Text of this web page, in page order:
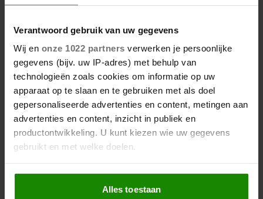
Verantwoord gebruik van uw gegevens
Wij en onze 1022 partners verwerken je persoonlijke
gegevens (bijv. uw IP-adres) met behulp van
technologieën zoals cookies om informatie op uw
apparaat op te slaan en te gebruiken met als doel
gepersonaliseerde advertenties en content, metingen aan
advertenties en content, inzicht in publiek en
productontwikkeling. U kunt kiezen wie uw gegevens
gebruikt en met welke doelen.
Als u het toestaat, willen we ook graag:
Informatie verzamelen over uw geografische
Alles toestaan